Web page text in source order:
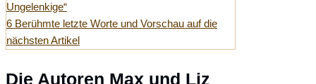
Ungelenkige“
6 Berühmte letzte Worte und Vorschau auf die
nächsten Artikel
Die Autoren Max und Liz